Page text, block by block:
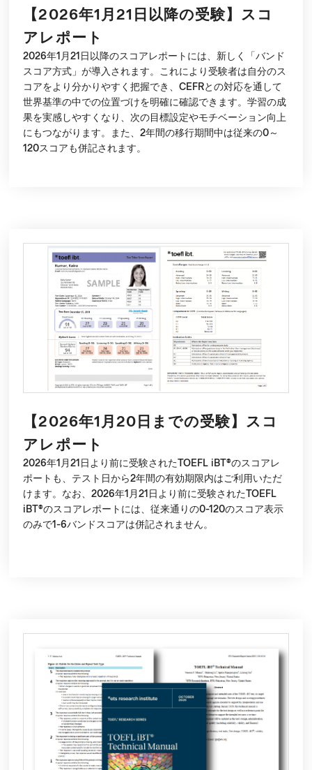
【2026年1月21日以降の受験】スコ
アレポート
2026年1月21日以降のスコアレポートには、新しく「バンド
スコア方式」が導入されます。これにより受験者は自分のス
コアをより分かりやすく把握でき、CEFRとの対応を通して
世界基準の中での位置づけを明確に確認できます。学習の成
果を実感しやすくなり、次の目標設定やモチベーション向上
にもつながります。また、2年間の移行期間中は従来の0～
120スコアも併記されます。
【2026年1月20日までの受験】スコ
アレポート
2026年1月21日より前に受験されたTOEFL iBT®のスコアレ
ポートも、テスト日から2年間の有効期限内はご利用いただ
けます。なお、2026年1月21日より前に受験されたTOEFL
iBT®のスコアレポートには、従来通りの0-120のスコア表示
のみで1-6バンドスコアは併記されません。